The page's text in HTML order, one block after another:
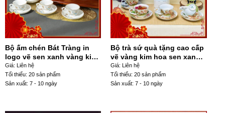
Bộ ấm chén Bát Tràng in
logo vẽ sen xanh vàng kim
dáng đài cát 650ml AT-109
Giá: Liên hệ
Tối thiểu: 20 sản phẩm
Sản xuất: 7 - 10 ngày
Bộ trà sứ quà tặng cao cấp
vẽ vàng kim hoa sen xanh
hồng AT-112
Giá: Liên hệ
Tối thiểu: 20 sản phẩm
Sản xuất: 7 - 10 ngày